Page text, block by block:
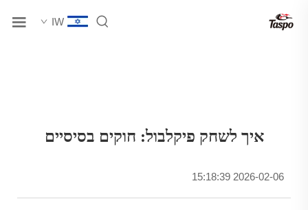
IW
איך לשחק פיקלבול: חוקים בסיסיים
2026-02-06 15:18:39